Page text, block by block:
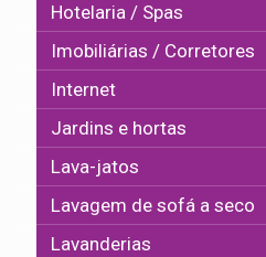
Hotelaria / Spas
Imobiliárias / Corretores
Internet
Jardins e hortas
Lava-jatos
Lavagem de sofá a seco
Lavanderias